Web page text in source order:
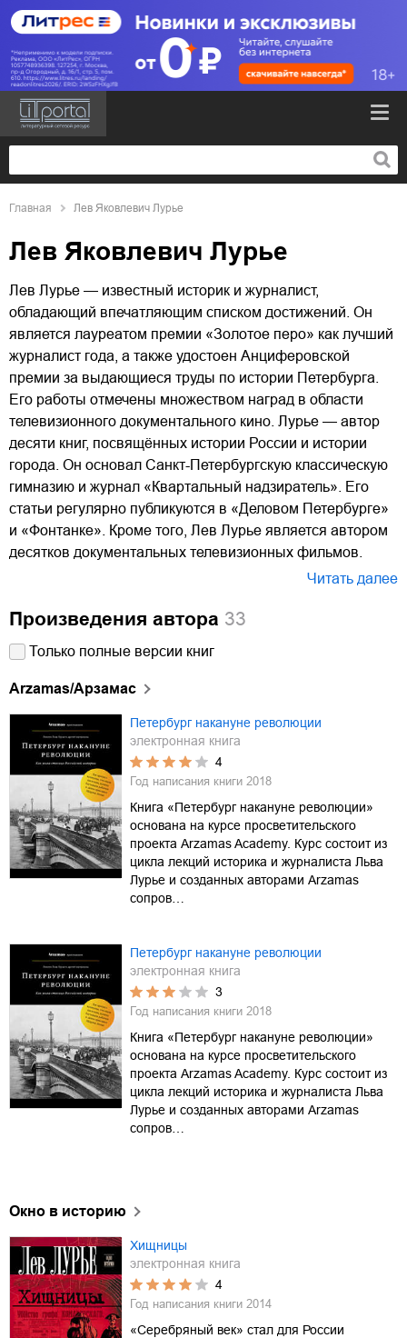
Главная Лев Яковлевич Лурье
Лев Яковлевич Лурье
Лев Лурье — известный историк и журналист,
обладающий впечатляющим списком достижений. Он
является лауреатом премии «Золотое перо» как лучший
журналист года, а также удостоен Анциферовской
премии за выдающиеся труды по истории Петербурга.
Его работы отмечены множеством наград в области
телевизионного документального кино. Лурье — автор
десяти книг, посвящённых истории России и истории
города. Он основал Санкт-Петербургскую классическую
гимназию и журнал «Квартальный надзиратель». Его
статьи регулярно публикуются в «Деловом Петербурге»
и «Фонтанке». Кроме того, Лев Лурье является автором
десятков документальных телевизионных фильмов.
Читать далее
Произведения автора 33
Только полные версии книг
Arzamas/Арзамас
Петербург накануне революции
электронная книга
4
Год написания книги 2018
Книга «Петербург накануне революции»
основана на курсе просветительского
проекта Arzamas Academy. Курс состоит из
цикла лекций историка и журналиста Льва
Лурье и созданных авторами Arzamas
сопров…
Петербург накануне революции
электронная книга
3
Год написания книги 2018
Книга «Петербург накануне революции»
основана на курсе просветительского
проекта Arzamas Academy. Курс состоит из
цикла лекций историка и журналиста Льва
Лурье и созданных авторами Arzamas
сопров…
Окно в историю
Хищницы
электронная книга
4
Год написания книги 2014
«Серебряный век» стал для России